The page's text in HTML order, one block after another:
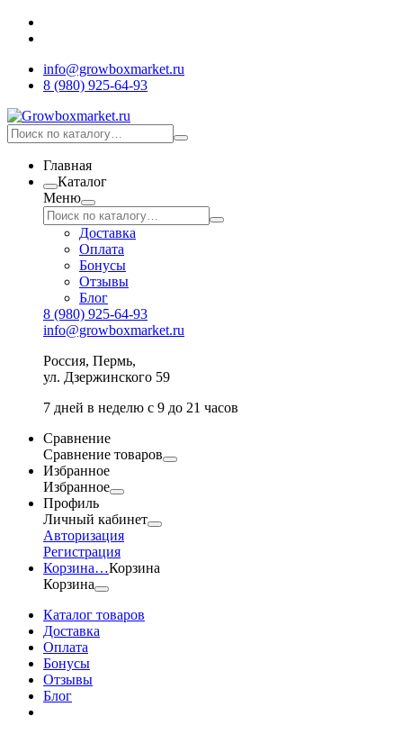
info@growboxmarket.ru
8 (980) 925-64-93
Главная
Каталог
Меню
Доставка
Оплата
Бонусы
Отзывы
Блог
8 (980) 925-64-93
info@growboxmarket.ru
Россия, Пермь,
ул. Дзержинского 59
7 дней в неделю с 9 до 21 часов
Сравнение
Сравнение товаров
Избранное
Избранное
Профиль
Личный кабинет
Авторизация
Регистрация
Корзина…Корзина
Корзина
Каталог товаров
Доставка
Оплата
Бонусы
Отзывы
Блог